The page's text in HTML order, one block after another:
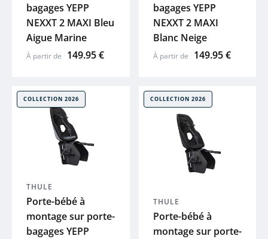
bagages YEPP
NEXXT 2 MAXI Bleu
Aigue Marine
À partir de 149.95 €
bagages YEPP
NEXXT 2 MAXI
Blanc Neige
À partir de 149.95 €
COLLECTION 2026
THULE
Porte-bébé à
montage sur porte-
bagages YEPP
COLLECTION 2026
THULE
Porte-bébé à
montage sur porte-